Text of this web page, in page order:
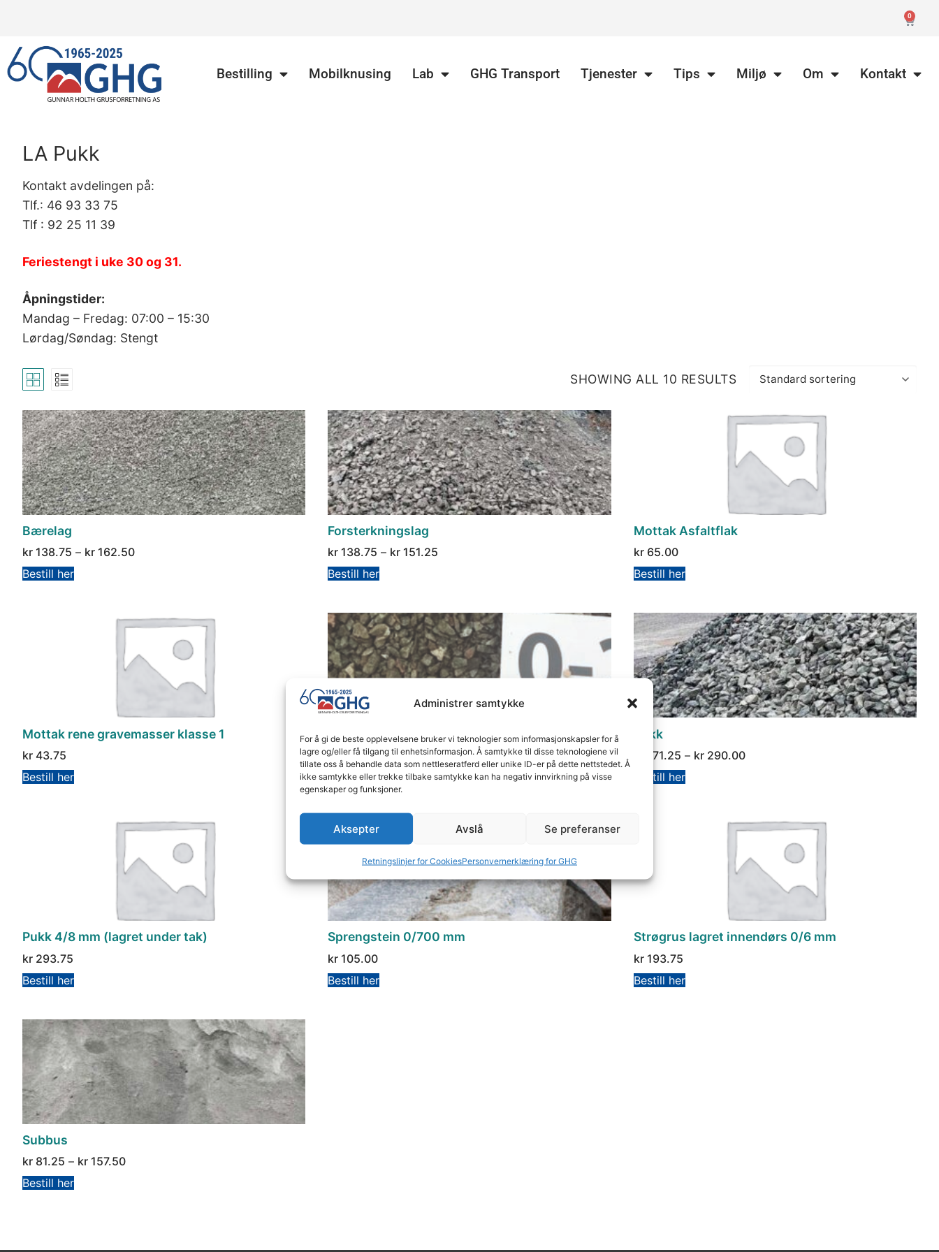
Administrer samtykke
For å gi de beste opplevelsene bruker vi teknologier som informasjonskapsler for å
lagre og/eller få tilgang til enhetsinformasjon. Å samtykke til disse teknologiene vil
tillate oss å behandle data som nettleseratferd eller unike ID-er på dette nettstedet. Å
ikke samtykke eller trekke tilbake samtykke kan ha negativ innvirkning på visse
egenskaper og funksjoner.
Aksepter Avslå Se preferanser
Retningslinjer for CookiesPersonvernerklæring for GHG
0
Bestilling Mobilknusing Lab GHG Transport Tjenester Tips Miljø Om Kontakt
LA Pukk
Kontakt avdelingen på:
Tlf.: 46 93 33 75
Tlf : 92 25 11 39
Feriestengt i uke 30 og 31.
Åpningstider:
Mandag – Fredag: 07:00 – 15:30
Lørdag/Søndag: Stengt
SHOWING ALL 10 RESULTS
Bærelag
kr 138.75 – kr 162.50
Bestill her
Forsterkningslag
kr 138.75 – kr 151.25
Bestill her
Mottak Asfaltflak
kr65.00
Bestill her
Mottak rene gravemasser klasse 1
kr 43.75
Bestill her
Primær
kr131.25
Bestill her
Pukk
171.25 – kr290.00
Bestill her
Pukk 4/8 mm (lagret under tak)
kr 293.75
Bestill her
Sprengstein 0/700 mm
kr 105.00
Bestill her
Strøgrus lagret innendørs 0/6 mm
kr193.75
Bestill her
Subbus
kr 81.25 – kr 157.50
Bestill her